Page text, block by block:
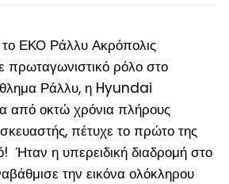
ΕΚΟ Ράλλυ Ακρόπολις
πρωταγωνιστικό ρόλο στο
Ράλλυ, η Hyundai
από οκτώ χρόνια πλήρους
πέτυχε το πρώτο της
Ήταν η υπερειδική διαδρομή στο
την εικόνα ολόκληρου